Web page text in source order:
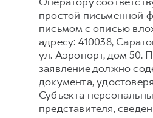
простой письменной
письмом с описью
адресу: 410038,
ул. Аэропорт, дом 50.
заявление должно
документа,
Субъекта
представителя,